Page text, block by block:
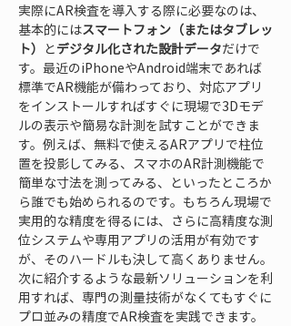
実際にAR検査を導入する際に必要なのは、
基本的にはスマートフォン（またはタブレッ
ト） とデジタル化された設計データだけで
す。最近のiPhoneやAndroid端末であれば
標準でAR機能が備わっており、対応アプリ
をインストールすればすぐに現場で3Dモデ
ルの表示や簡易な計測を試すことができま
す。例えば、無料で使えるARアプリで柱位
置を投影してみる、スマホのAR計測機能で
簡単な寸法を測ってみる、といったところか
ら誰でも始められるのです。もちろん現場で
実用的な精度を得るには、さらに高精度な測
位システムや専用アプリの活用が有効です
が、そのハードルも決して高くありません。
次に紹介するような最新ソリューションを利
用すれば、専門の測量技術がなくてもすぐに
プロ並みの精度でAR検査を実践できます。